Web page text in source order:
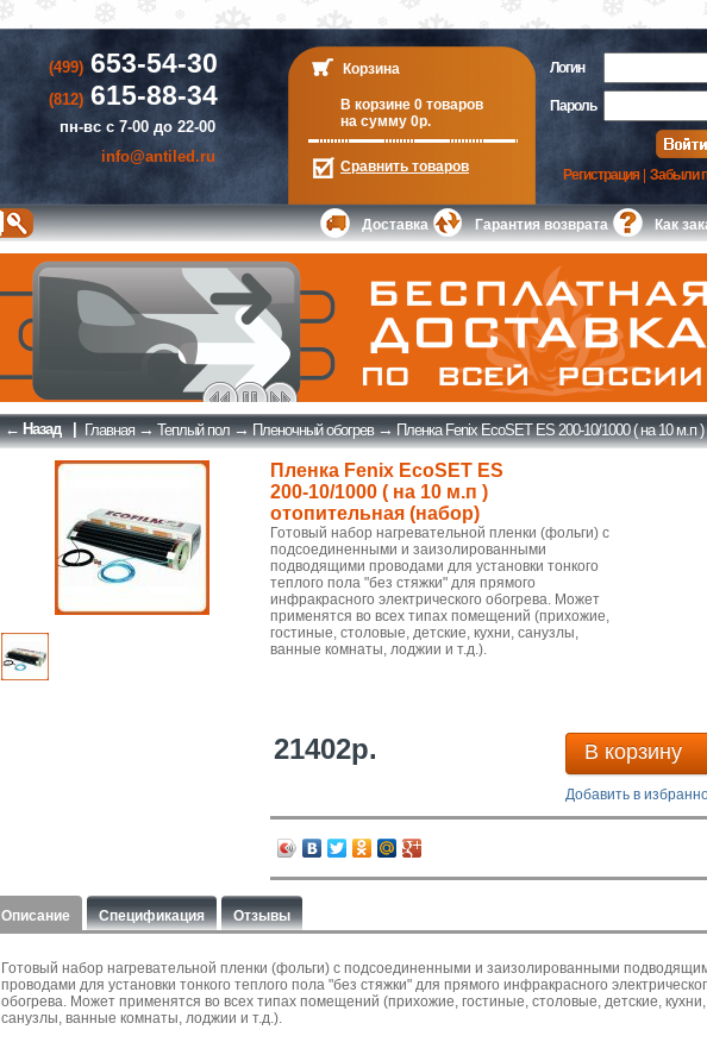
(499)653-54-30
(812)615-88-34
пн-вс с 7-00 до 22-00
info@antiled.ru
Корзина
В корзине 0 товаров
на сумму 0р.
Сравнить товаров
Логин
Пароль
Регистрация| Забыли
Доставка Гарантия возврата Как
← Назад | Главная→Теплый пол→Пленочный обогрев→Пленка Fenix EcoSET ES 200-10/1000 ( на 10 м.п )
Пленка Fenix EcoSET ES
200-10/1000 ( на 10 м.п )
отопительная (набор)
Готовый набор нагревательной пленки (фольги) с
подсоединенными и заизолированными
подводящими проводами для установки тонкого
теплого пола "без стяжки" для прямого
инфракрасного электрического обогрева. Может
применятся во всех типах помещений (прихожие,
гостиные, столовые, детские, кухни, санузлы,
ванные комнаты, лоджии и т.д.).
21402р. В корзину
Добавить в
Описание Спецификация Отзывы
Готовый набор нагревательной пленки (фольги) с подсоединенными и заизолированными
проводами для установки тонкого теплого пола "без стяжки" для прямого инфракрасного
обогрева. Может применятся во всех типах помещений (прихожие, гостиные, столовые, детские, кухни,
санузлы, ванные комнаты, лоджии и т.д.).